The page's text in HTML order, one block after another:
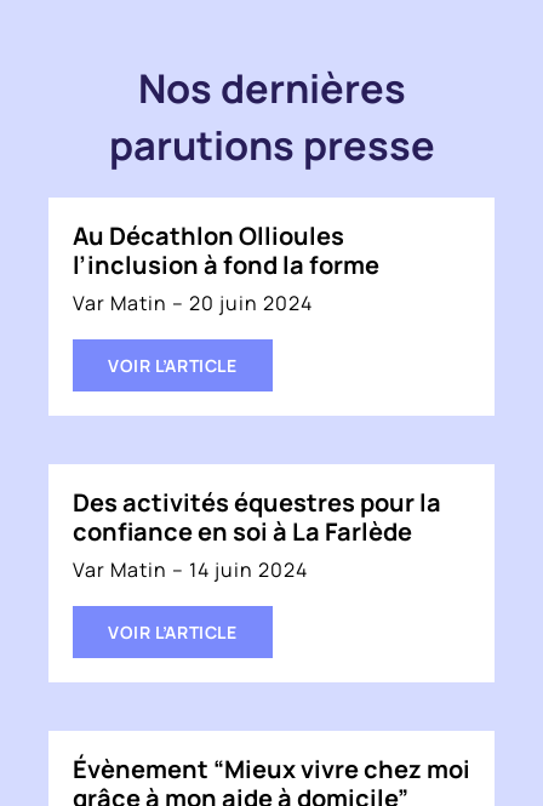
Nos dernières
parutions presse
Au Décathlon Ollioules
l’inclusion à fond la forme
Var Matin – 20 juin 2024
VOIR L’ARTICLE
Des activités équestres pour la
confiance en soi à La Farlède
Var Matin – 14 juin 2024
VOIR L’ARTICLE
Évènement “Mieux vivre chez moi
grâce à mon aide à domicile”